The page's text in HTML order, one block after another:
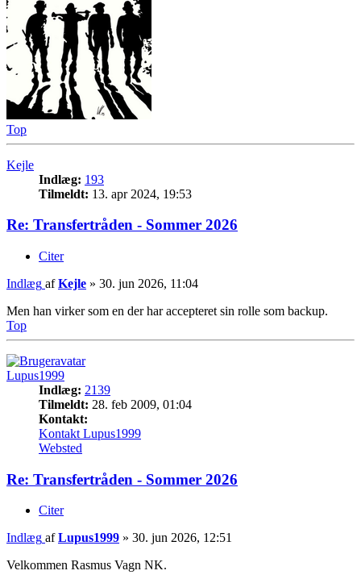
Top
Kejle
Indlæg: 193
Tilmeldt: 13. apr 2024, 19:53
Re: Transfertråden - Sommer 2026
Citer
Indlæg afKejle » 30. jun 2026, 11:04
Men han virker som en der har accepteret sin rolle som backup.
Top
Lupus1999
Indlæg: 2139
Tilmeldt: 28. feb 2009, 01:04
Kontakt:
Kontakt Lupus1999
Websted
Re: Transfertråden - Sommer 2026
Citer
Indlæg afLupus1999 » 30. jun 2026, 12:51
Velkommen Rasmus Vagn NK.